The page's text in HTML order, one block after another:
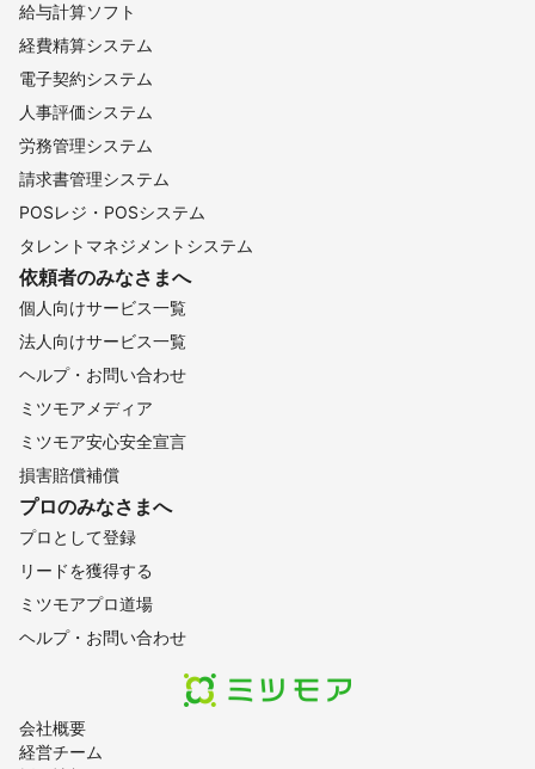
会社概要
経営チーム
給与計算ソフト
経費精算システム
電子契約システム
人事評価システム
労務管理システム
請求書管理システム
POSレジ・POSシステム
タレントマネジメントシステム
依頼者のみなさまへ
個人向けサービス一覧
法人向けサービス一覧
ヘルプ・お問い合わせ
ミツモアメディア
ミツモア安心安全宣言
損害賠償補償
プロのみなさまへ
プロとして登録
リードを獲得する
ミツモアプロ道場
ヘルプ・お問い合わせ